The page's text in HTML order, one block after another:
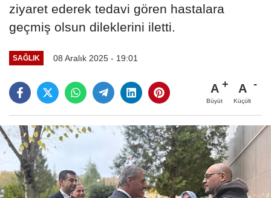
ziyaret ederek tedavi gören hastalara
geçmiş olsun dileklerini iletti.
SAĞLIK 08 Aralık 2025 - 19:01
A
Büyüt
A
Küçült